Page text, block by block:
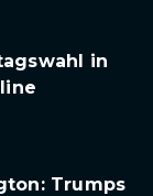
in
Trumps